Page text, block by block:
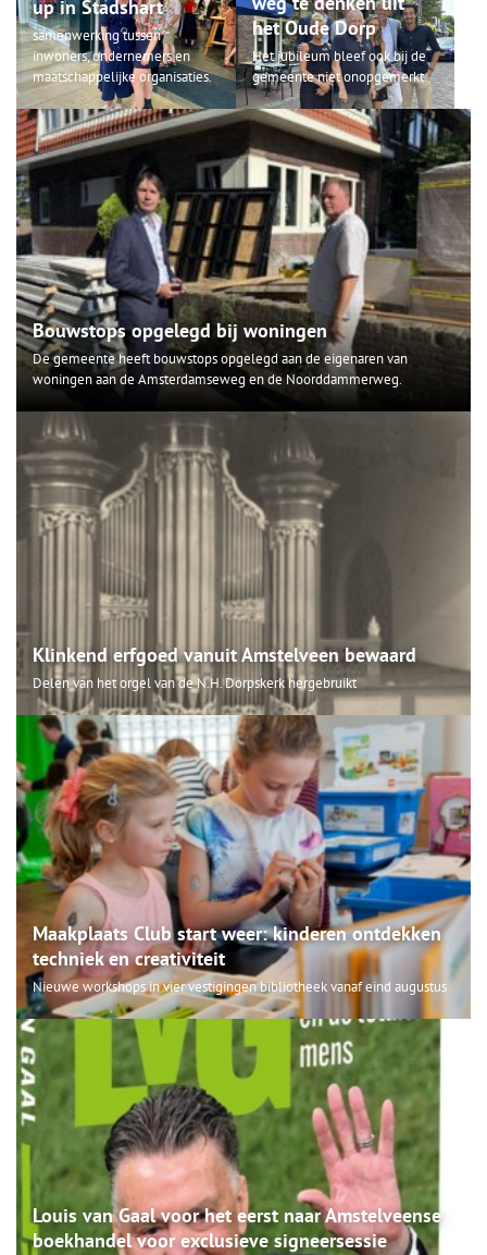
up in Stadshart
samenwerking tussen
inwoners, ondernemers en
maatschappelijke organisaties.
het Oude Dorp
Het jubileum bleef ook bij de
gemeente niet onopgemerkt.
Bouwstops opgelegd bij woningen
De gemeente heeft bouwstops opgelegd aan de eigenaren van
woningen aan de Amsterdamseweg en de Noorddammerweg.
Klinkend erfgoed vanuit Amstelveen bewaard
Delen van het orgel van de N.H. Dorpskerk hergebruikt
Maakplaats Club start weer: kinderen ontdekken
techniek en creativiteit
Nieuwe workshops in vier vestigingen bibliotheek vanaf eind augustus
Louis van Gaal voor het eerst naar Amstelveense
boekhandel voor exclusieve signeersessie